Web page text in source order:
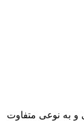
به نوعی متفاوت